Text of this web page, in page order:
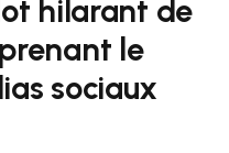
hilarant de
le
sociaux